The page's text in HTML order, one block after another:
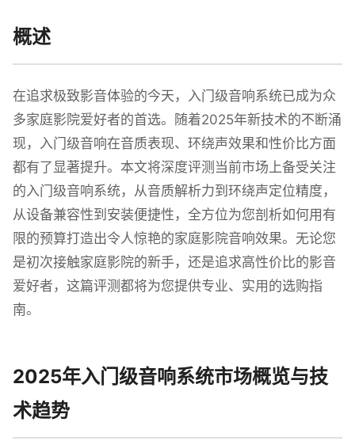
概述
在追求极致影音体验的今天，入门级音响系统已成为众
多家庭影院爱好者的首选。随着2025年新技术的不断涌
现，入门级音响在音质表现、环绕声效果和性价比方面
都有了显著提升。本文将深度评测当前市场上备受关注
的入门级音响系统，从音质解析力到环绕声定位精度，
从设备兼容性到安装便捷性，全方位为您剖析如何用有
限的预算打造出令人惊艳的家庭影院音响效果。无论您
是初次接触家庭影院的新手，还是追求高性价比的影音
爱好者，这篇评测都将为您提供专业、实用的选购指
南。
2025年入门级音响系统市场概览与技
术趋势